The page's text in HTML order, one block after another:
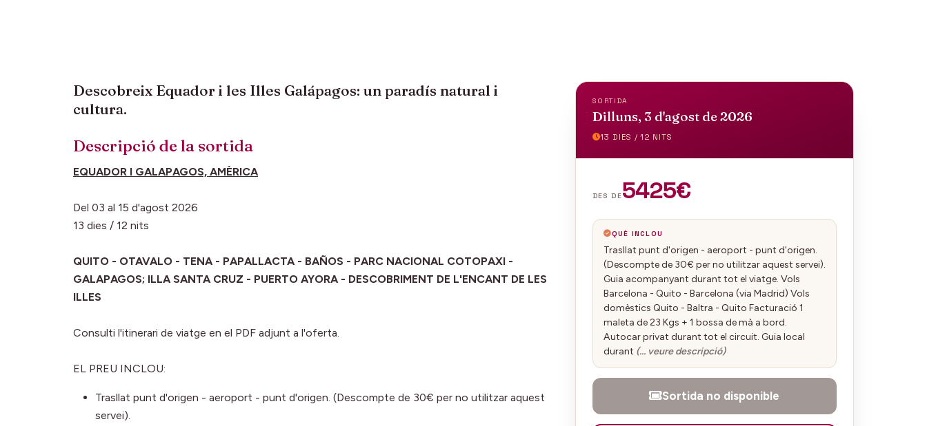
Descobreix Equador i les Illes Galápagos: un paradís natural i
cultura.
Descripció de la sortida
EQUADOR I GALAPAGOS, AMÈRICA
Del 03 al 15 d'agost 2026
13 dies / 12 nits
QUITO - OTAVALO - TENA - PAPALLACTA - BAÑOS - PARC NACIONAL COTOPAXI -
GALAPAGOS; ILLA SANTA CRUZ - PUERTO AYORA - DESCOBRIMENT DE L'ENCANT DE LES
ILLES
Consulti l'itinerari de viatge en el PDF adjunt a l'oferta.
EL PREU INCLOU:
Trasllat punt d'origen - aeroport - punt d'origen. (Descompte de 30€ per no utilitzar aquest
servei).
SORTIDA
Dilluns, 3 d'agost de 2026
13 DIES / 12 NITS
DES DE5425€
QUÈ INCLOU
Trasllat punt d'origen - aeroport - punt d'origen.
(Descompte de 30€ per no utilitzar aquest servei).
Guia acompanyant durant tot el viatge. Vols
Barcelona - Quito - Barcelona (via Madrid) Vols
domèstics Quito - Baltra - Quito Facturació 1
maleta de 23 Kgs + 1 bossa de mà a bord.
Autocar privat durant tot el circuit. Guia local
durant (… veure descripció)
Sortida no disponible